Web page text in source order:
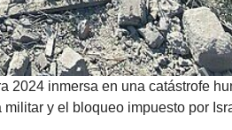
2024 inmersa en una catástrofe
y el bloqueo impuesto por